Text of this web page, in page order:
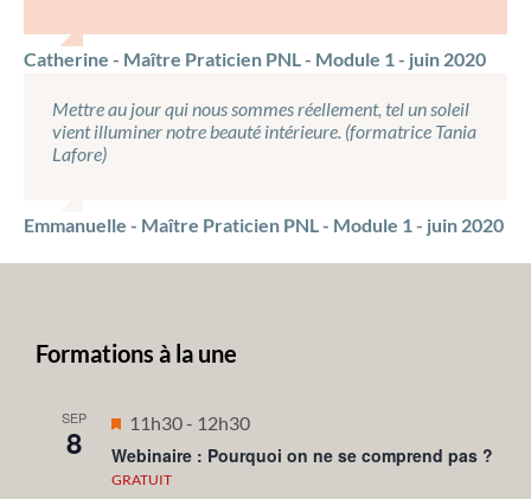
Catherine - Maître Praticien PNL - Module 1 - juin 2020
Mettre au jour qui nous sommes réellement, tel un soleil
vient illuminer notre beauté intérieure. (formatrice Tania
Lafore)
Emmanuelle - Maître Praticien PNL - Module 1 - juin 2020
Formations à la une
SEP
8
Mis
en
avant
11h30- 12h30
Webinaire : Pourquoi on ne se comprend pas ?
GRATUIT